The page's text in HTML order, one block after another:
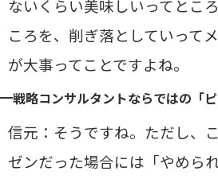
ないくらい美味しいってとこ
ころを、削ぎ落としていって
が大事ってことですよね。
戦略コンサルタントならではの「ピ
信元：そうですね。ただし、
ゼンだった場合には「やめら